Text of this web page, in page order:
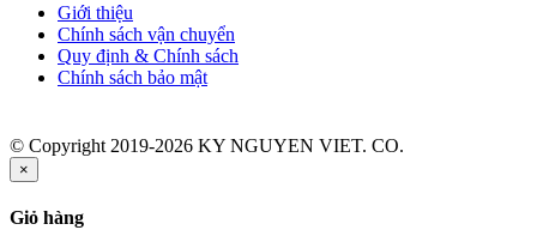
Giới thiệu
Chính sách vận chuyển
Quy định & Chính sách
Chính sách bảo mật
© Copyright 2019-2026 KY NGUYEN VIET. CO.
×
Giỏ hàng